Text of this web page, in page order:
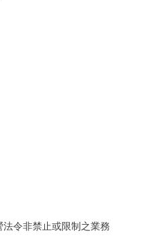
令非禁止或限制之業務